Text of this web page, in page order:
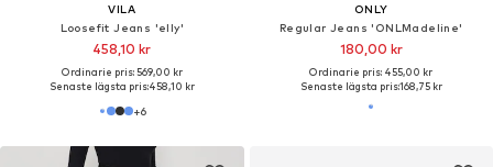
VILA
Loosefit Jeans 'elly'
458,10 kr
Ordinarie pris: 569,00 kr
Senaste lägsta pris:458,10 kr
+6
ONLY
Regular Jeans 'ONLMadeline'
180,00 kr
Ordinarie pris: 455,00 kr
Senaste lägsta pris:168,75 kr